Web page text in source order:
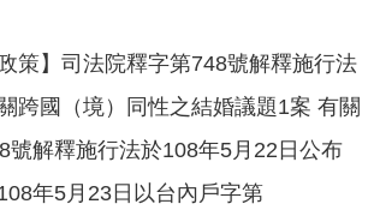
策】司法院釋字第748號解釋施行法
跨國（境）同性之結婚議題1案 有關
號解釋施行法於108年5月22日公布
年5月23日以台內戶字第